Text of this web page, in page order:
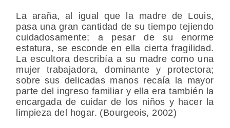
La araña, al igual que la madre de Louis,
pasa una gran cantidad de su tiempo tejiendo
cuidadosamente; a pesar de su enorme
estatura, se esconde en ella cierta fragilidad.
La escultora describía a su madre como una
mujer trabajadora, dominante y protectora;
sobre sus delicadas manos recaía la mayor
parte del ingreso familiar y ella era también la
encargada de cuidar de los niños y hacer la
limpieza del hogar. (Bourgeois, 2002)